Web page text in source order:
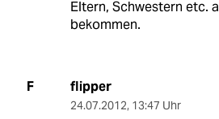
Eltern, Schwestern etc.
bekommen.
F flipper
24.07.2012, 13:47 Uhr